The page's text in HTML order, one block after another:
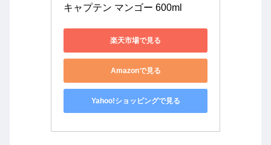
キャプテン マンゴー 600ml
楽天市場で見る
Amazonで見る
Yahoo!ショッピングで見る